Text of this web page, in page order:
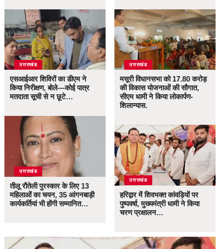
उत्तराखंड
एसआईआर शिविरों का डीएम ने
किया निरीक्षण, बोले—कोई पात्र
मतदाता सूची से न छूटे…
उत्तराखंड
तीलू रौतेली पुरस्कार के लिए 13
महिलाओं का चयन, 35 आंगनबाड़ी
कार्यकर्तियां भी होंगी सम्मानित…
उत्तराखंड
मसूरी विधानसभा को 17.80 करोड़
की विकास योजनाओं की सौगात,
सीएम धामी ने किया लोकार्पण-
शिलान्यास.
उत्तराखंड
हरिद्वार में शिवभक्त कांवड़ियों पर
पुष्पवर्षा, मुख्यमंत्री धामी ने किया
चरण प्रक्षालन…